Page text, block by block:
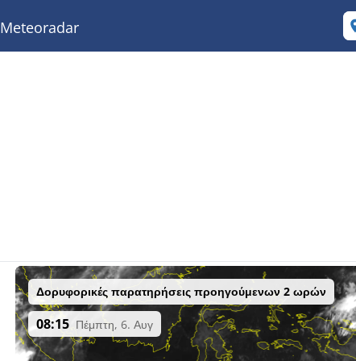
Meteoradar
Δορυφορικές παρατηρήσεις προηγούμενων 2 ωρών
08:15 Πέμπτη, 6. Αυγ